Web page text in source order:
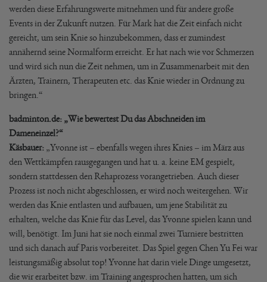
werden diese Erfahrungswerte mitnehmen und für andere große
Events in der Zukunft nutzen. Für Mark hat die Zeit einfach nicht
gereicht, um sein Knie so hinzubekommen, dass er zumindest
annähernd seine Normalform erreicht. Er hat nach wie vor Schmerzen
und wird sich nun die Zeit nehmen, um in Zusammenarbeit mit den
Ärzten, Trainern, Therapeuten etc. das Knie wieder in Ordnung zu
bringen.“
badminton.de: „Wie bewertest Du das Abschneiden im
Dameneinzel?“
Käsbauer: „Yvonne ist – ebenfalls wegen ihres Knies – im März aus
den Wettkämpfen rausgegangen und hat u. a. keine EM gespielt,
sondern stattdessen den Rehaprozess vorangetrieben. Auch dieser
Prozess ist noch nicht abgeschlossen, er wird noch weitergehen. Wir
werden das Knie entlasten und aufbauen, um jene Stabilität zu
erhalten, welche das Knie für das Level, das Yvonne spielen kann und
will, benötigt. Im Juni hat sie noch einmal zwei Turniere bestritten
und sich danach auf Paris vorbereitet. Das Spiel gegen Chen Yu Fei war
leistungsmäßig absolut top! Yvonne hat darin viele Dinge umgesetzt,
die wir erarbeitet bzw. im Training angesprochen hatten, um sich